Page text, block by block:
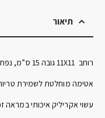
תיאור
רוחב 11X11 גובה 15 ס”מ, נפח 1.1 ל’
אטימה מוחלטת לשמירת
עשוי אקריליק איכותי במראה